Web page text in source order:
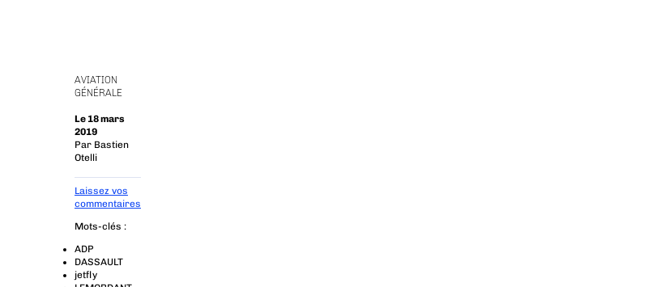
AVIATION
GÉNÉRALE
Le 18 mars
2019
Par Bastien
Otelli
Laissez vos
commentaires
Mots-clés :
ADP
DASSAULT
jetfly